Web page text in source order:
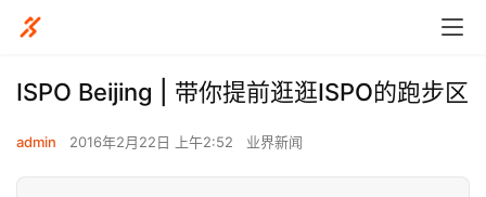
ISPO Beijing | 带你提前逛逛ISPO的跑步区
admin 2016年2月22日 上午2:52 业界新闻